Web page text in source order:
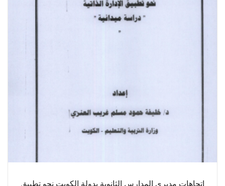
اتجاهات مديري المدارس الثانوية بدولة الكويت نحو تطبيق